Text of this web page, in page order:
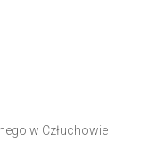
w Człuchowie